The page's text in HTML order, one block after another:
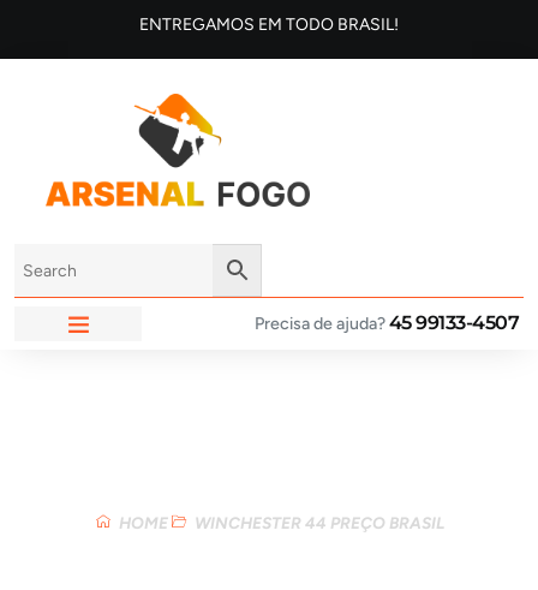
ENTREGAMOS EM TODO BRASIL!
Precisa de ajuda?45 99133-4507
HOME WINCHESTER 44 PREÇO BRASIL